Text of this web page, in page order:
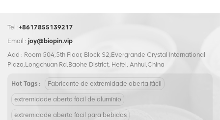
consumidores e fornece uma
vedação segura para manter
disso, a construção em
alumínio da tampa oferece
excelente proteção contra a
luz, reduzindo o risco de
deterioração dos seus
produtos alimentares secos.
Esta tampa também é
tornando-a compatível com a
maioria dos equipamentos de
enlatamento. Medindo
209#63 mm, esta tampa de
alumínio é fácil de usar e
escolha ideal para remessas a
Tel :+8617855139217
Email : joy@biopin.vip
Add : Room 504,5th Floor, Block S2,Evergrande Crystal International
Plaza,Longchuan Rd,Baohe District, Hefei, Anhui,China
Hot Tags : Fabricante de extremidade aberta fácil
extremidade aberta fácil de alumínio
extremidade aberta fácil para bebidas